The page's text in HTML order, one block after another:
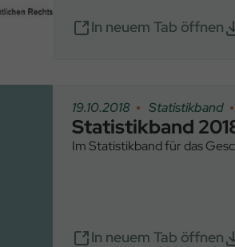
In neuem Tab öffnen
19.10.2018 Statistikband
Statistikband
Im Statistikband für das
In neuem Tab öffnen